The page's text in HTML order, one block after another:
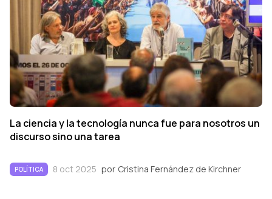
La ciencia y la tecnología nunca fue para nosotros un
discurso sino una tarea
POLÍTICA 8 oct 2025 por Cristina Fernández de Kirchner